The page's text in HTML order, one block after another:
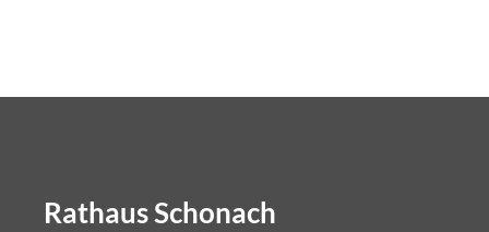
Rathaus Schonach